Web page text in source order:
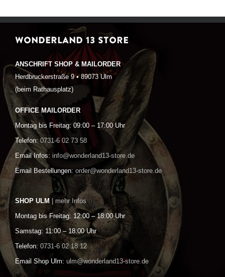
WONDERLAND 13 STORE
ANSCHRIFT SHOP & MAILORDER
Herdbruckerstraße 9 • 89073 Ulm
(beim Rathausplatz)
OFFICE MAILORDER
Montag bis Freitag: 09:00 – 17:00 Uhr
Telefon: 0731-6 02 73 58
Email Infos: info@wonderland13-store.de
Email Bestellungen: order@wonderland13-store.de
SHOP ULM | mehr Infos
Montag bis Freitag: 12:00 – 18:00 Uhr
Samstag: 11:00 – 18:00 Uhr
Telefon: 0731-6 02 18 12
Email Shop Ulm: ulm@wonderland13-store.de